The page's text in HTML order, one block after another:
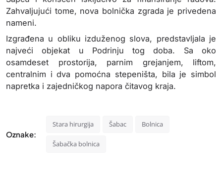
Zahvaljujući tome, nova bolnička zgrada je privedena
nameni.
Izgrađena u obliku izduženog slova, predstavljala je
najveći objekat u Podrinju tog doba. Sa oko
osamdeset prostorija, parnim grejanjem, liftom,
centralnim i dva pomoćna stepeništa, bila je simbol
napretka i zajedničkog napora čitavog kraja.
Oznake:
Stara hirurgija Šabac Bolnica
Šabačka bolnica